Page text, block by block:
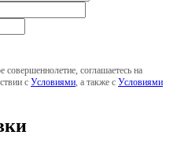
соглашаетесь на
с Условиями , а также с Условиями